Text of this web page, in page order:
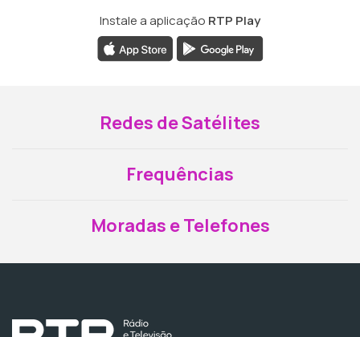
Instale a aplicação RTP Play
Redes de Satélites
Frequências
Moradas e Telefones